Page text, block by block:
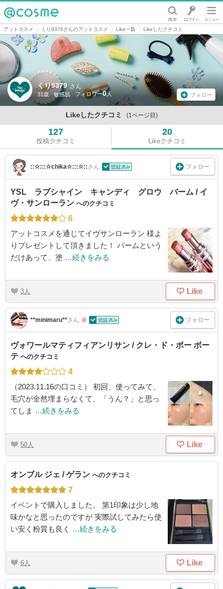
@cosme
アットコスメ くり9379さんのアットコスメ Like一覧 Likeしたクチコミ
くり9379 さん
31歳 敏感肌 0 フォロー
Likeしたクチコミ (1ページ目)
127
投稿クチコミ
20
Likeクチコミ
::☆:::☆chika☆:::☆::さん フォロー
YSL ラブシャイン キャンディ グロウ バーム / イ
ヴ・サンローラン へのクチコミ
6
アットコスメを通じてイヴサンローラン 様よ
りプレゼントして頂きました！ バームという
だけあって、塗 …続きをみる
3 Like
**minimaru**さん フォロー
ヴォワールマティフィアンリサン / クレ・ド・ポー ボー
テ へのクチコミ
4
（2023.11.16の口コミ） 初回、使ってみて、
毛穴が全然埋まらなくて、「うん？」と思っ
てしま …続きをみる
50 Like
オンブル ジェ / ゲラン へのクチコミ
7
イベントで購入しました。 第1印象は少し地
味かなと思ったのですが 実際試してみたら使
い安く粉質も良く
…続きをみる
6 Like